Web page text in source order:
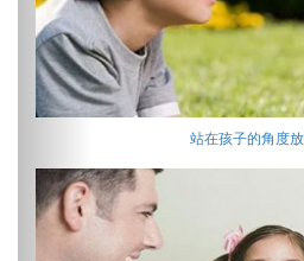
站在孩子的角度